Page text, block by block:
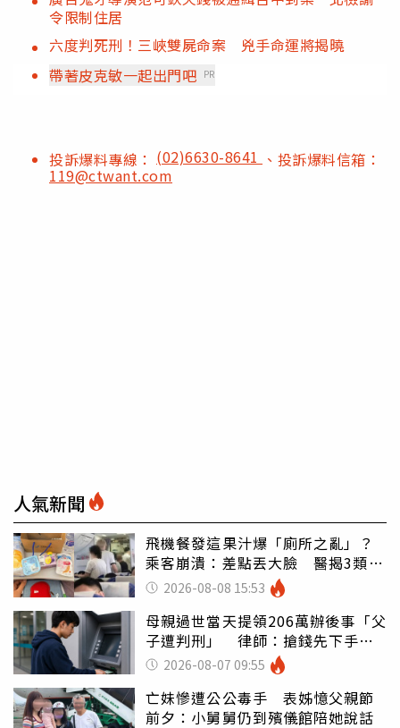
令限制住居
六度判死刑！三峽雙屍命案 兇手命運將揭曉
帶著皮克敏一起出門吧 PR
投訴爆料專線： (02)6630-8641 、投訴爆料信箱：
119@ctwant.com
人氣新聞
飛機餐發這果汁爆「廁所之亂」？
乘客崩潰：差點丟大臉 醫揭3類人
別亂喝
2026-08-08 15:53
母親過世當天提領206萬辦後事「父
子遭判刑」 律師：搶錢先下手是
罪 2026-08-07 09:55
亡妹慘遭公公毒手 表姊憶父親節
前夕：小舅舅仍到殯儀館陪她說話